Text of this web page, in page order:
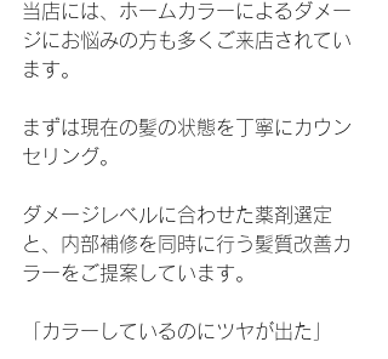
当店には、ホームカラーによるダメー
ジにお悩みの方も多くご来店されてい
ます。
まずは現在の髪の状態を丁寧にカウン
セリング。
ダメージレベルに合わせた薬剤選定
と、内部補修を同時に行う髪質改善カ
ラーをご提案しています。
「カラーしているのにツヤが出た」